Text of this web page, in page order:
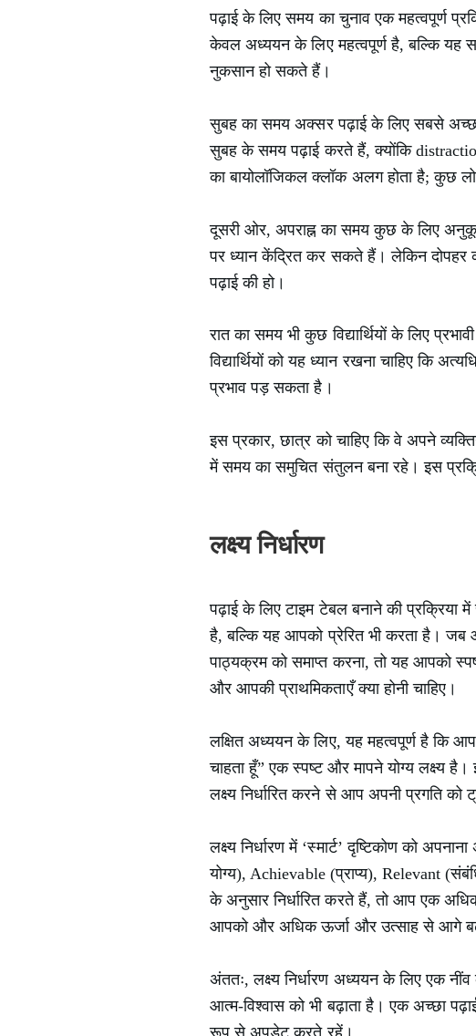
पढ़ाई के लिए समय का चुनाव एक महत्वपूर्ण
केवल अध्ययन के लिए महत्वपूर्ण है, बल्कि
नुकसान हो सकते हैं।
सुबह का समय अक्सर पढ़ाई के लिए सबसे अच्छा
सुबह के समय पढ़ाई करते हैं, क्योंकि
का बायोलॉजिकल क्लॉक अलग होता है; कुछ
दूसरी ओर, अपराह्न का समय कुछ के लिए
पर ध्यान केंद्रित कर सकते हैं। लेकिन दोपहर
पढ़ाई की हो।
रात का समय भी कुछ विद्यार्थियों के लिए
विद्यार्थियों को यह ध्यान रखना चाहिए कि
प्रभाव पड़ सकता है।
इस प्रकार, छात्र को चाहिए कि वे अपने
में समय का समुचित संतुलन बना रहे। इस
लक्ष्य निर्धारण
पढ़ाई के लिए टाइम टेबल बनाने की प्रक्रिया
है, बल्कि यह आपको प्रेरित भी करता है।
पाठ्यक्रम को समाप्त करना, तो यह आपको
और आपकी प्राथमिकताएँ क्या होनी चाहिए।
लक्षित अध्ययन के लिए, यह महत्वपूर्ण है कि
चाहता हूँ” एक स्पष्ट और मापने योग्य लक्ष्य
लक्ष्य निर्धारित करने से आप अपनी
लक्ष्य निर्धारण में ‘स्मार्ट’ दृष्टिकोण को
योग्य), Achievable (प्राप्य), Relevant
के अनुसार निर्धारित करते हैं, तो आप एक
आपको और अधिक ऊर्जा और उत्साह से आगे
अंततः, लक्ष्य निर्धारण अध्ययन के लिए एक
आत्म-विश्वास को भी बढ़ाता है। एक अच्छा
रूप से अपडेट करते रहें।